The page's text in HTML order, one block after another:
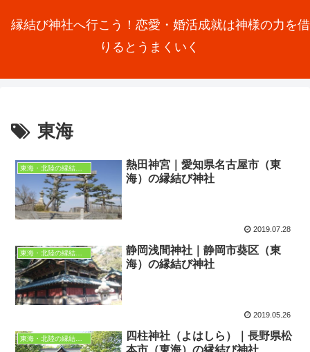
縁結び神社へ行こう！恋愛・婚活成就は神様の力を借
りるとうまくいく
東海
東海・北陸の縁結び神社
熱田神宮｜愛知県名古屋市（東
海）の縁結び神社
2019.07.28
東海・北陸の縁結び神社
静岡浅間神社｜静岡市葵区（東
海）の縁結び神社
2019.05.26
東海・北陸の縁結び神社
四柱神社（よはしら）｜長野県松
本市（東海）の縁結び神社